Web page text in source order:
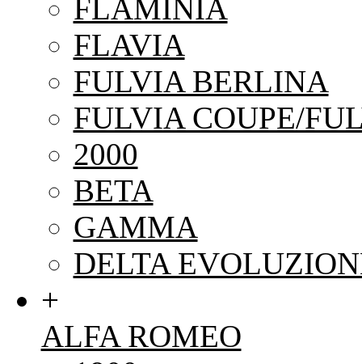
FLAMINIA
FLAVIA
FULVIA BERLINA
FULVIA COUPE/
2000
BETA
GAMMA
DELTA
+
ALFA ROMEO